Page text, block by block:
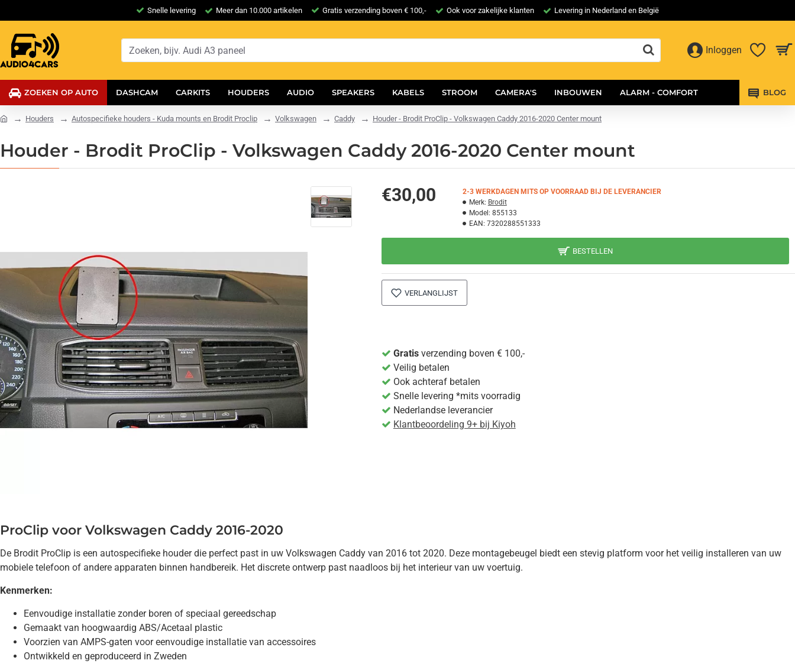
Snelle levering Meer dan 10.000 artikelen Gratis verzending boven € 100,- Ook voor zakelijke klanten Levering in Nederland en België
Inloggen
ZOEKEN OP AUTO DASHCAM CARKITS HOUDERS AUDIO SPEAKERS KABELS STROOM CAMERA'S INBOUWEN ALARM - COMFORT BLOG
Houders Autospecifieke houders - Kuda mounts en Brodit Proclip Volkswagen Caddy Houder - Brodit ProClip - Volkswagen Caddy 2016-2020 Center mount
Houder - Brodit ProClip - Volkswagen Caddy 2016-2020 Center mount
€30,00
2-3 WERKDAGEN MITS OP VOORRAAD BIJ DE LEVERANCIER
Merk: Brodit
Model: 855133
EAN: 7320288551333
BESTELLEN
VERLANGLIJST
Gratisverzending boven € 100,-
Veilig betalen
Ook achteraf betalen
Snelle levering *mits voorradig
Nederlandse leverancier
Klantbeoordeling 9+ bij Kiyoh
ProClip voor Volkswagen Caddy 2016-2020
De Brodit ProClip is een autospecifieke houder die perfect past in uw Volkswagen Caddy van 2016 tot 2020. Deze montagebeugel biedt een stevig platform voor het veilig installeren van uw
mobiele telefoon of andere apparaten binnen handbereik. Het discrete ontwerp past naadloos bij het interieur van uw voertuig.
Kenmerken:
Eenvoudige installatie zonder boren of speciaal gereedschap
Gemaakt van hoogwaardig ABS/Acetaal plastic
Voorzien van AMPS-gaten voor eenvoudige installatie van accessoires
Ontwikkeld en geproduceerd in Zweden